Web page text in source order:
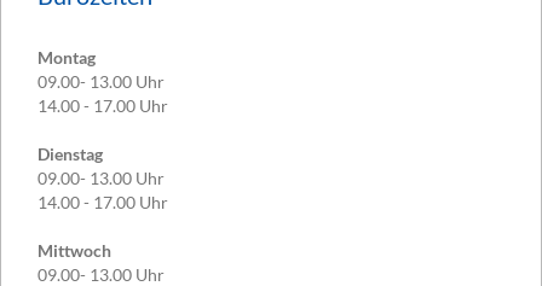
Montag
09.00- 13.00 Uhr
14.00 - 17.00 Uhr
Dienstag
09.00- 13.00 Uhr
14.00 - 17.00 Uhr
Mittwoch
09.00- 13.00 Uhr